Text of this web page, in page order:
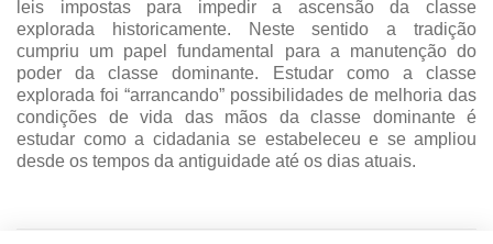
leis impostas para impedir a ascensão da classe
explorada historicamente. Neste sentido a tradição
cumpriu um papel fundamental para a manutenção do
poder da classe dominante. Estudar como a classe
explorada foi “arrancando” possibilidades de melhoria das
condições de vida das mãos da classe dominante é
estudar como a cidadania se estabeleceu e se ampliou
desde os tempos da antiguidade até os dias atuais.